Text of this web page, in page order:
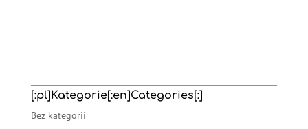
[:pl]Kategorie[:en]Categories[:]
Bez kategorii